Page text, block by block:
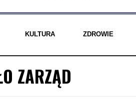
KULTURA ZDROWIE
ZARZĄD